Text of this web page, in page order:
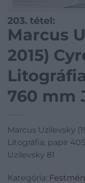
203. tétel:
Marcus
2015)
760 mm
Marcus Uzilevsky
Litográfia, papír
Uzilevsky 81
Kategória: